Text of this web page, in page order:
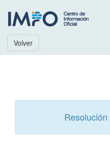
Volver
Resolución